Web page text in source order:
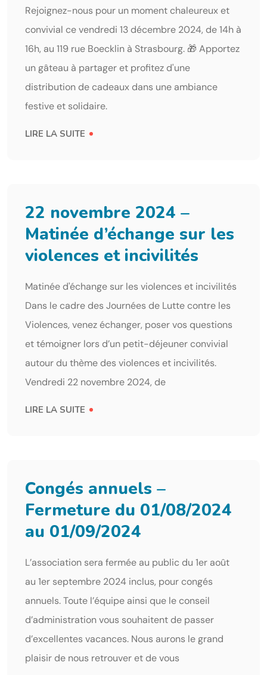
Rejoignez-nous pour un moment chaleureux et
convivial ce vendredi 13 décembre 2024, de 14h à
16h, au 119 rue Boecklin à Strasbourg. 🎁 Apportez
un gâteau à partager et profitez d'une
distribution de cadeaux dans une ambiance
festive et solidaire.
LIRE LA SUITE
22 novembre 2024 –
Matinée d’échange sur les
violences et incivilités
Matinée d'échange sur les violences et incivilités
Dans le cadre des Journées de Lutte contre les
Violences, venez échanger, poser vos questions
et témoigner lors d’un petit-déjeuner convivial
autour du thème des violences et incivilités.
Vendredi 22 novembre 2024, de
LIRE LA SUITE
Congés annuels –
Fermeture du 01/08/2024
au 01/09/2024
L’association sera fermée au public du 1er août
au 1er septembre 2024 inclus, pour congés
annuels. Toute l’équipe ainsi que le conseil
d’administration vous souhaitent de passer
d’excellentes vacances. Nous aurons le grand
plaisir de nous retrouver et de vous